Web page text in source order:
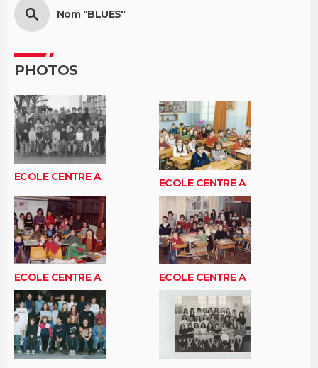
Nom "BLUES"
PHOTOS
ECOLE CENTRE A ECOLE CENTRE A
ECOLE CENTRE A ECOLE CENTRE A